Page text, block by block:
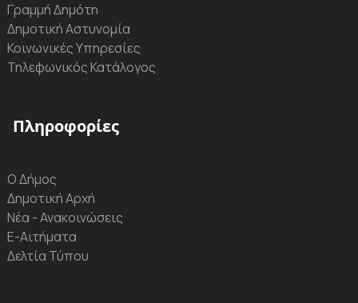
Γραμμή Δημότη
Δημοτική Αστυνομία
Κοινωνικές Υπηρεσίες
Τηλεφωνικός Κατάλογος
Πληροφορίες
Ο Δήμος
Δημοτική Αρχή
Νέα - Ανακοινώσεις
Ε-Αιτήματα
Δελτία Τύπου